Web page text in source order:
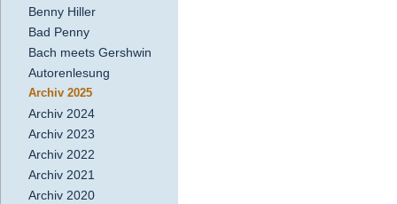
Benny Hiller
Bad Penny
Bach meets Gershwin
Autorenlesung
Archiv 2025
Archiv 2024
Archiv 2023
Archiv 2022
Archiv 2021
Archiv 2020